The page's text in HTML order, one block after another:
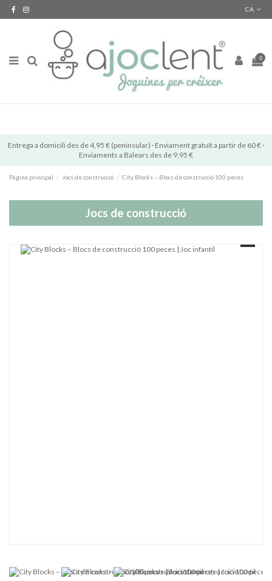
CA
0
Entrega a domicili des de 4,95 € (peninsular) · Enviament gratuït a partir de 60 € ·
Enviaments a Balears des de 9,95 €
Pàgina principal Jocs de construcció City Blocks – Blocs de construcció 100 peces
Jocs de construcció